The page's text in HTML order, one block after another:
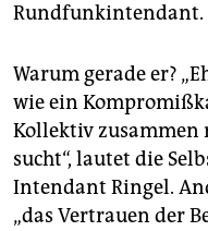
Rundfunkintendant.
Warum gerade er?
wie ein
Kollektiv zusammen
sucht“, lautet die
Intendant Ringel.
„das Vertrauen der